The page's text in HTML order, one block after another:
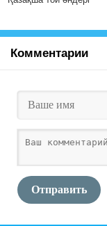
Комментарии
Отправить